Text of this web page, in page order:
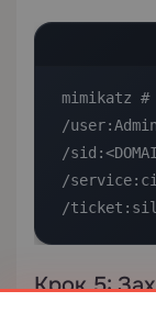
mimikatz
/
/
/service:cifs
/
Крок 5: